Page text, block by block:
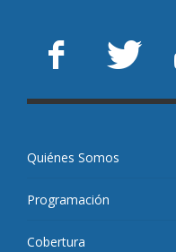
Quiénes Somos
Programación
Cobertura